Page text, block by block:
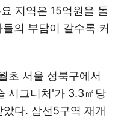
지역은 15억원을 돌
의 부담이 갈수록 커
초 서울 성북구에서
시그니처'가 3.3㎡당
다. 삼선5구역 재개